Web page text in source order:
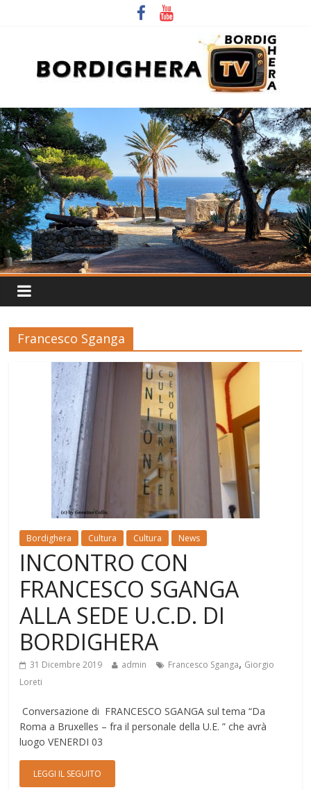
Francesco Sganga
Bordighera Cultura Cultura News
INCONTRO CON
FRANCESCO SGANGA
ALLA SEDE U.C.D. DI
BORDIGHERA
31 Dicembre 2019 admin Francesco Sganga, Giorgio
Loreti
Conversazione di FRANCESCO SGANGA sul tema “Da
Roma a Bruxelles – fra il personale della U.E. ” che avrà
luogo VENERDI 03
LEGGI IL SEGUITO